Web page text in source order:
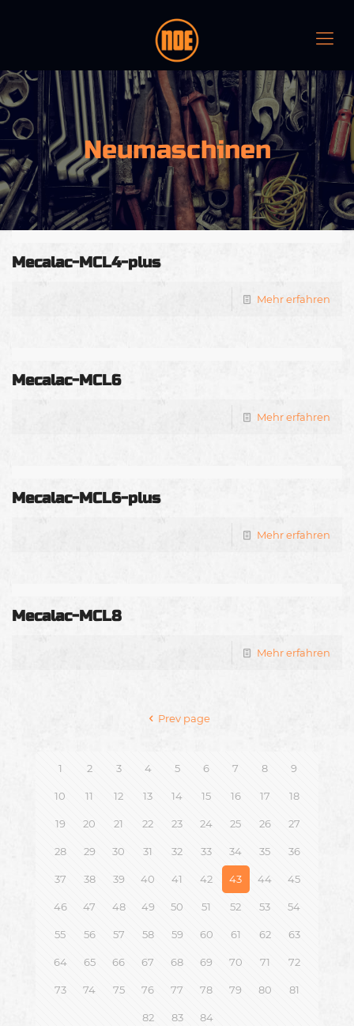
Neumaschinen
Mecalac-MCL4-plus
Mehr erfahren
Mecalac-MCL6
Mehr erfahren
Mecalac-MCL6-plus
Mehr erfahren
Mecalac-MCL8
Mehr erfahren
Prev page
1 2 3 4 5 6 7 8 9
10 11 12 13 14 15 16 17 18
19 20 21 22 23 24 25 26 27
28 29 30 31 32 33 34 35 36
37 38 39 40 41 42 43 44 45
46 47 48 49 50 51 52 53 54
55 56 57 58 59 60 61 62 63
64 65 66 67 68 69 70 71 72
73 74 75 76 77 78 79 80 81
82 83 84